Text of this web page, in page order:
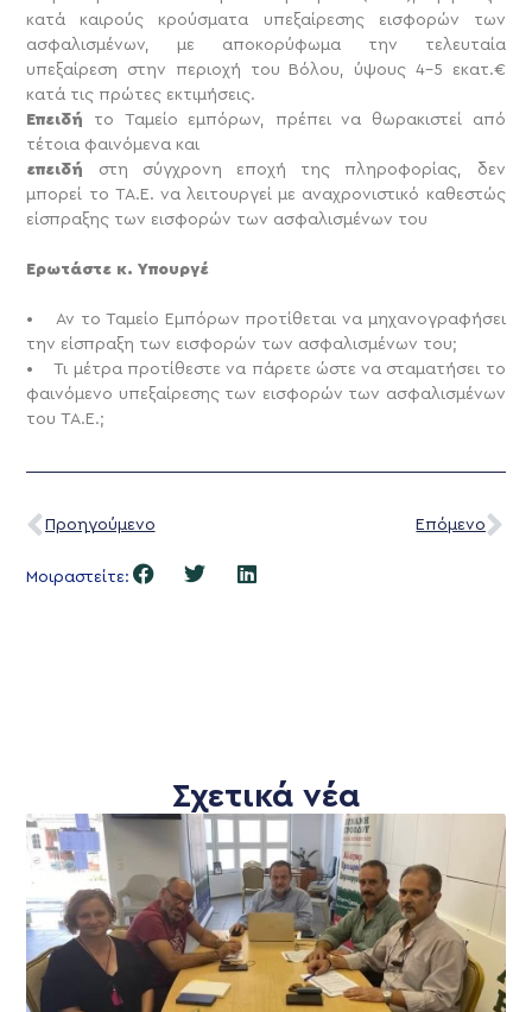
κατά καιρούς κρούσματα υπεξαίρεσης εισφορών των
ασφαλισμένων, με αποκορύφωμα την τελευταία
υπεξαίρεση στην περιοχή του Βόλου, ύψους 4-5 εκατ.€
κατά τις πρώτες εκτιμήσεις.
Επειδή το Ταμείο εμπόρων, πρέπει να θωρακιστεί από
τέτοια φαινόμενα και
επειδή
στη σύγχρονη εποχή της πληροφορίας, δεν
μπορεί το ΤΑ.Ε. να λειτουργεί με αναχρονιστικό καθεστώς
είσπραξης των εισφορών των ασφαλισμένων του
Ερωτάστε κ. Υπουργέ
• Αν το Ταμείο Εμπόρων προτίθεται να μηχανογραφήσει
την είσπραξη των εισφορών των ασφαλισμένων του;
• Τι μέτρα προτίθεστε να πάρετε ώστε να σταματήσει το
φαινόμενο υπεξαίρεσης των εισφορών των ασφαλισμένων
του ΤΑ.Ε.;
Προηγούμενο Επόμενο
Μοιραστείτε:
Σχετικά νέα